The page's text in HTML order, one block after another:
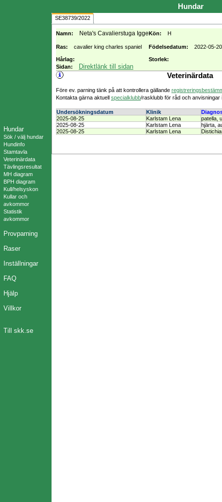
Hundar
Sök / välj hundar
Hundinfo
Stamtavla
Veterinärdata
Tävlingsresultat
MH diagram
BPH diagram
Kull/helsyskon
Kullar och
avkommor
Statistik
avkommor
Provparning
Raser
Inställningar
FAQ
Hjälp
Villkor
Till skk.se
Hundar
SE38739/2022
Namn: Neta's Cavalierstuga IggeKön: H
Ras: cavalier king charles spaniel Födelsedatum: 2022-05-20
Hårlag:
Storlek:
Sidan:
Direktlänk till sidan
Veterinärdata
Före ev. parning tänk på att kontrollera gällande
Kontakta gärna aktuell specialklubb/rasklubb för råd och anvisningar
Undersökningsdatum Klinik
2025-08-25
Karlstam Lena
patella,
2025-08-25
Karlstam Lena
hjärta,
2025-08-25
Karlstam Lena